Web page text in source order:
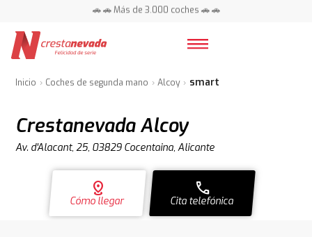
🚗 🚗 Más de 3.000 coches 🚗 🚗
Inicio Coches de segunda mano Alcoy smart
Crestanevada Alcoy
Av. d'Alacant, 25, 03829 Cocentaina, Alicante
distance
Cómo llegar
call
Cita telefónica